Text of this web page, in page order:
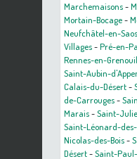
Marchemaisons-
Mortain-Bocage-
Neufchâtel-en-
Villages-Pré-en-
Rennes-en-
Saint-Aubin-
Calais-du-Désert-
de-Carrouges-
Marais-Saint-
Saint-Léonard-des-
Nicolas-des-Bois-
Désert-Saint-